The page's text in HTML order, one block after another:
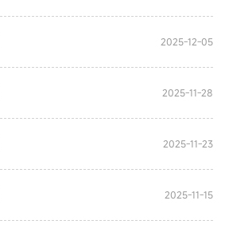
2025-12-05
2025-11-28
2025-11-23
2025-11-15